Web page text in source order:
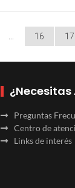
16 17
Preguntas
Centro de
Links de interés